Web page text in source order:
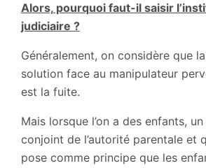
Alors, pourquoi faut-il saisir
judiciaire ?
Généralement, on considère que
solution face au manipulateur
est la fuite.
Mais lorsque l’on a des enfants,
conjoint de l’autorité parentale et
pose comme principe que les